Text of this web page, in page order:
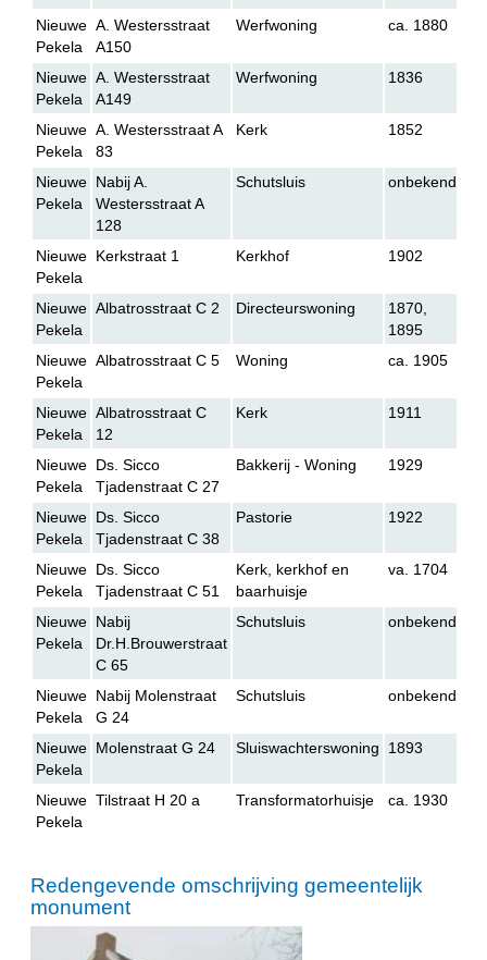
Nieuwe
Pekela
A. Westersstraat
A150
Werfwoning ca. 1880
Nieuwe
Pekela
A. Westersstraat
A149
Werfwoning 1836
Nieuwe
Pekela
A. Westersstraat A
83
Kerk 1852
Nieuwe
Pekela
Nabij A.
Westersstraat A
128
Schutsluis onbekend
Nieuwe
Pekela
Kerkstraat 1 Kerkhof 1902
Nieuwe
Pekela
Albatrosstraat C 2 Directeurswoning
1870,
1895
Nieuwe
Pekela
Albatrosstraat C 5 Woning ca. 1905
Nieuwe
Pekela
Albatrosstraat C
12
Kerk 1911
Nieuwe
Pekela
Ds. Sicco
Tjadenstraat C 27
Bakkerij - Woning 1929
Nieuwe
Pekela
Ds. Sicco
Tjadenstraat C 38
Pastorie 1922
Nieuwe
Pekela
Ds. Sicco
Tjadenstraat C 51
Kerk, kerkhof en
baarhuisje
va. 1704
Nieuwe
Pekela
Nabij
Dr.H.Brouwerstraat
C 65
Schutsluis onbekend
Nieuwe
Pekela
Nabij Molenstraat
G 24
Schutsluis onbekend
Nieuwe
Pekela
Molenstraat G 24 Sluiswachterswoning 1893
Nieuwe
Pekela
Tilstraat H 20 a Transformatorhuisje ca. 1930
Redengevende omschrijving gemeentelijk
monument